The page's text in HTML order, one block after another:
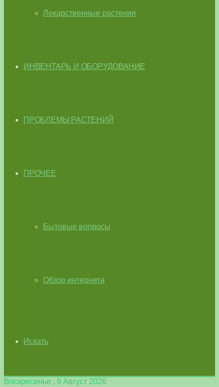
Лекарственные растения
ИНВЕНТАРЬ И ОБОРУДОВАНИЕ
ПРОБЛЕМЫ РАСТЕНИЙ
ПРОЧЕЕ
Бытовые вопросы
Обзор интернета
Искать
Воскресенье , 9 Август 2026